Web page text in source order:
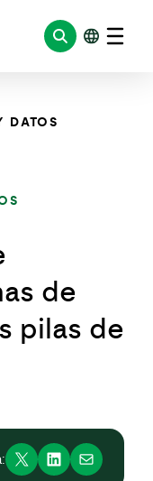
DATOS
de
pilas de